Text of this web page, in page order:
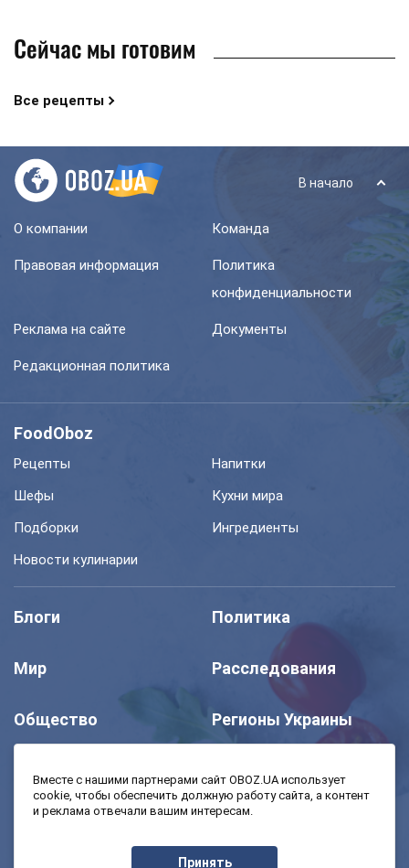
Сейчас мы готовим
Все рецепты
В начало
О компании Команда
Правовая информация
Политика
конфиденциальности
Реклама на сайте Документы
Редакционная политика
FoodOboz
Рецепты
Напитки
Шефы
Кухни мира
Подборки
Ингредиенты
Новости кулинарии
Блоги Политика
Мир Расследования
Общество Регионы Украины
Моя школа Авто
Вместе с нашими партнерами сайт OBOZ.UA использует
cookie, чтобы обеспечить должную работу сайта, а контент
и реклама отвечали вашим интересам.
Принять